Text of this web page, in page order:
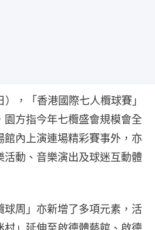
，「香港國際七人欖球賽」
方指今年七欖盛會規模會全
館內上演連場精彩賽事外，亦
動、音樂演出及球迷互動體
球周」亦新增了多項元素，活